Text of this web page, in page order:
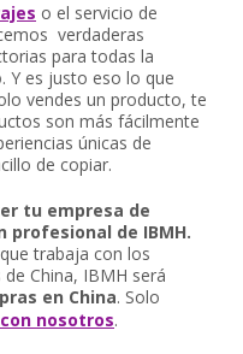
o el servicio de
verdaderas
para todas la
Y es justo eso lo que
vendes un producto, te
son más fácilmente
únicas de
de copiar.
tu empresa de
de IBMH.
trabaja con los
China, IBMH será
en China. Solo
nosotros.